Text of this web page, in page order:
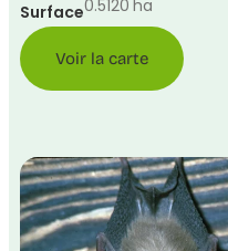
Surface0.5120 ha
Voir la carte